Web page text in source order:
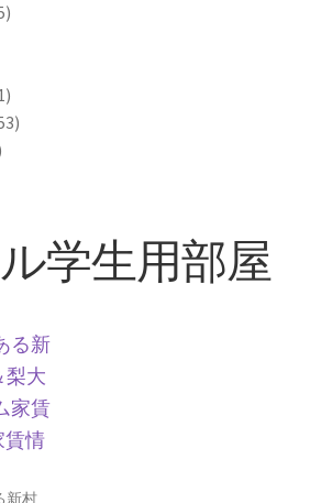
学生用部屋
る新
梨大
家賃
賃情
新村